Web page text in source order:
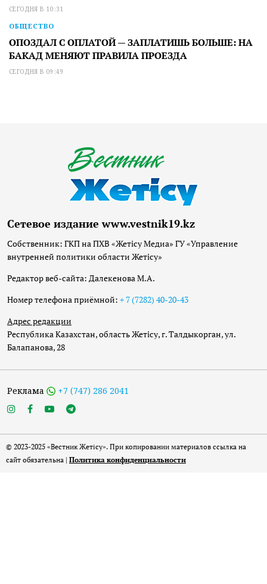
СЕГОДНЯ В 10:31
ОБЩЕСТВО
ОПОЗДАЛ С ОПЛАТОЙ — ЗАПЛАТИШЬ БОЛЬШЕ: НА
БАКАД МЕНЯЮТ ПРАВИЛА ПРОЕЗДА
СЕГОДНЯ В 09:49
Сетевое издание www.vestnik19.kz
Собственник: ГКП на ПХВ «Жетісу Медиа» ГУ «Управление
внутренней политики области Жетісу»
Редактор веб-сайта: Далекенова М.А.
Номер телефона приёмной: + 7 (7282) 40-20-43
Адрес редакции
Республика Казахстан, область Жетісу, г. Талдыкорган, ул.
Балапанова, 28
Реклама +7 (747) 286 2041
© 2023-2025 «Вестник Жетісу». При копировании материалов ссылка на
сайт обязательна | Политика конфиденциальности